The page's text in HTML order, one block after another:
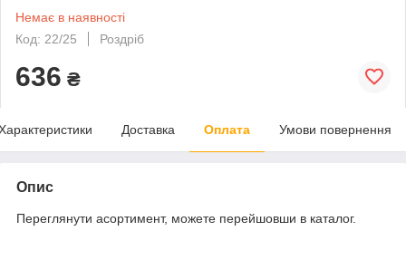
Немає в наявності
Код: 22/25
Роздріб
636 ₴
Доставка Оплата Умови повернення
Опис
Переглянути асортимент, можете перейшовши в каталог.